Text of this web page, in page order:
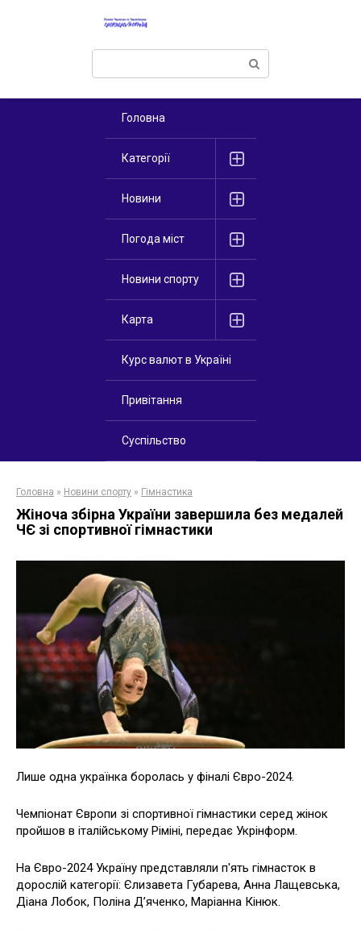
Поиск:
Головна
Категорії
Новини
Погода міст
Новини спорту
Карта
Курс валют в Україні
Привітання
Суспільство
Головна » Новини спорту » Гімнастика
Жіноча збірна України завершила без медалей
ЧЄ зі спортивної гімнастики
Лише одна українка боролась у фіналі Євро-2024.
Чемпіонат Європи зі спортивної гімнастики серед жінок
пройшов в італійському Ріміні, передає Укрінформ.
На Євро-2024 Україну представляли п'ять гімнасток в
дорослій категорії: Єлизавета Губарева, Анна Лащевська,
Діана Лобок, Поліна Д’яченко, Маріанна Кінюк.